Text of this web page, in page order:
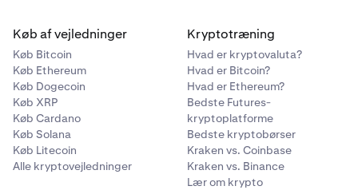
11 til 20
1 GLDx (hver)
21 +
30 GLDx deles (variabel)
Køb af vejledninger
Køb Bitcoin
Køb Ethereum
Køb Dogecoin
Køb XRP
Køb Cardano
Køb Solana
Køb Litecoin
Alle kryptovejledninger
Kryptotræning
Hvad er kryptovaluta?
Hvad er Bitcoin?
Hvad er Ethereum?
Bedste Futures-
kryptoplatforme
Bedste kryptobørser
Kraken vs. Coinbase
Kraken vs. Binance
Lær om krypto